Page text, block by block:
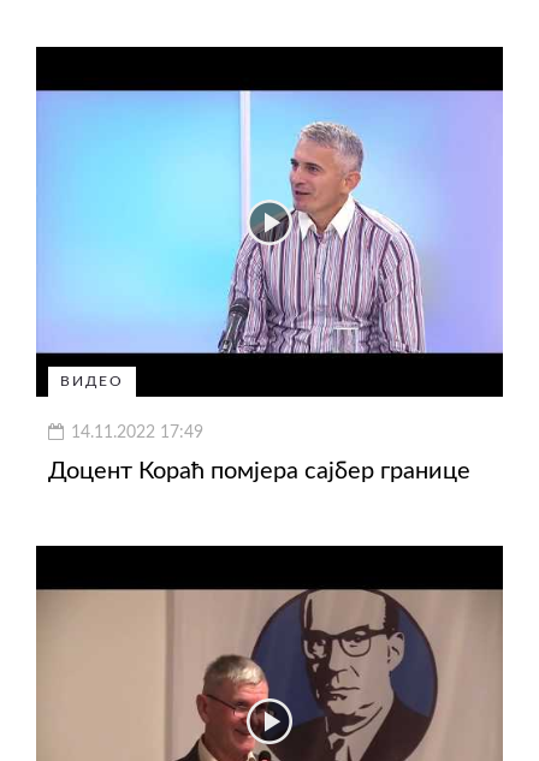
ВИДЕО
14.11.2022 17:49
Доцент Кораћ помјера сајбер границе